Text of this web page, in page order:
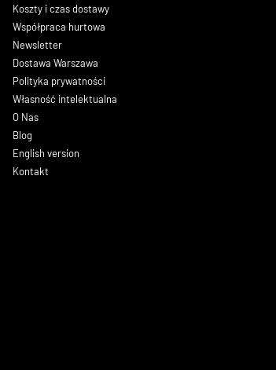
Koszty i czas dostawy
Współpraca hurtowa
Newsletter
Dostawa Warszawa
Polityka prywatności
Własność intelektualna
O Nas
Blog
English version
Kontakt